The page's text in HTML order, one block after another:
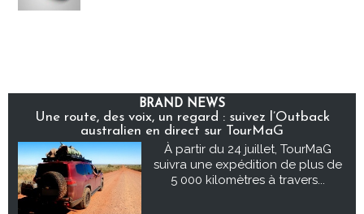
BRAND NEWS
Une route, des voix, un regard : suivez l’Outback
australien en direct sur TourMaG
À partir du 24 juillet, TourMaG
suivra une expédition de plus de
5 000 kilomètres à travers...